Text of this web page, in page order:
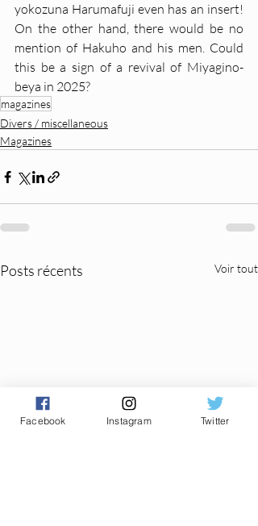
yokozuna Harumafuji even has an insert!
On the other hand, there would be no
mention of Hakuho and his men. Could
this be a sign of a revival of Miyagino-
beya in 2025?
magazines
Divers / miscellaneous
Magazines
Posts récents Voir tout
Facebook Instagram Twitter